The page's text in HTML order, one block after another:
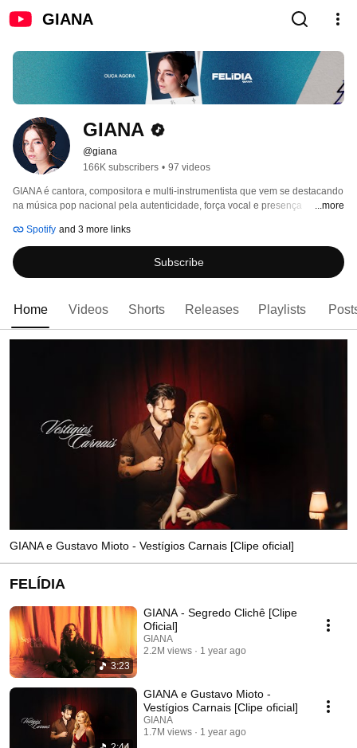
GIANA
GIANA
@giana
166K subscribers • 97 videos
GIANA é cantora, compositora e multi-instrumentista que vem se destacando
na música pop nacional pela autenticidade, força vocal e presença
artistas como Billie Eilish, Marília Mendonça e Teddy Swims. Já passou por
palcos como Rock in Rio, Lollapalooza e Festival de Cannes.
...more
Spotify and 3 more links
Subscribe
Home Videos Shorts Releases Playlists
GIANA e Gustavo Mioto - Vestígios Carnais [Clipe oficial]
FELÍDIA
3:23
GIANA - Segredo Clichê [Clipe
Oficial]
GIANA
2.2M views
1 year ago
GIANA e Gustavo Mioto -
Vestígios Carnais [Clipe oficial]
GIANA
1.7M views
1 year ago